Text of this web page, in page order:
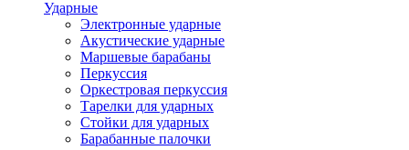
Ударные
Электронные ударные
Акустические ударные
Маршевые барабаны
Перкуссия
Оркестровая перкуссия
Тарелки для ударных
Стойки для ударных
Барабанные палочки